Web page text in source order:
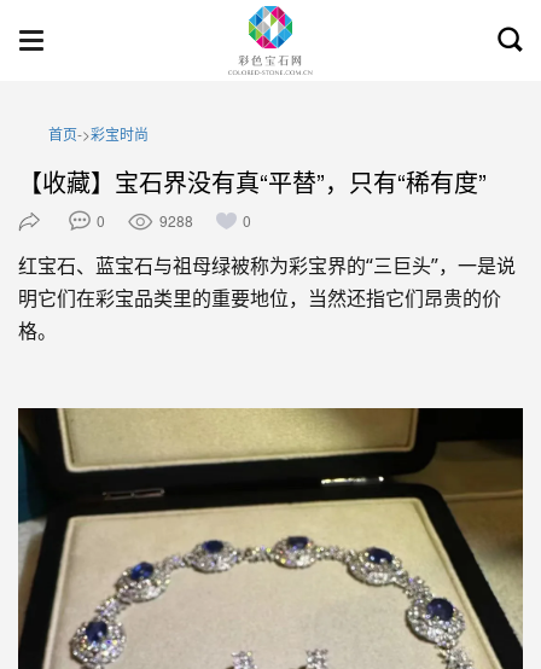
Toggle
首页->彩宝时尚
【收藏】宝石界没有真“平替”，只有“稀有度”
0 9288 0
红宝石、蓝宝石与祖母绿被称为彩宝界的“三巨头”，一是说
明它们在彩宝品类里的重要地位，当然还指它们昂贵的价
格。